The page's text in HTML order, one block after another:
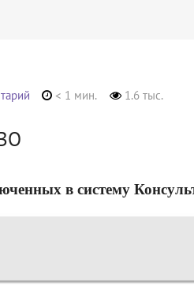
< 1 мин. 1.6 тыс.
в систему